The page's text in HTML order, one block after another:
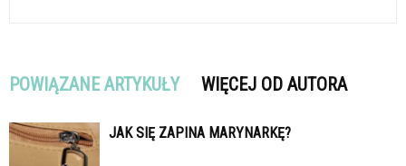
POWIĄZANE ARTYKUŁY WIĘCEJ OD AUTORA
JAK SIĘ ZAPINA MARYNARKĘ?